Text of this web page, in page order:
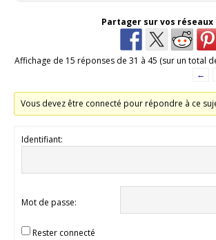
Partager sur vos
Affichage de 15 réponses de 31 à 45 (sur un total
←
Vous devez être connecté pour répondre à ce
Identifiant:
Mot de passe:
Rester connecté